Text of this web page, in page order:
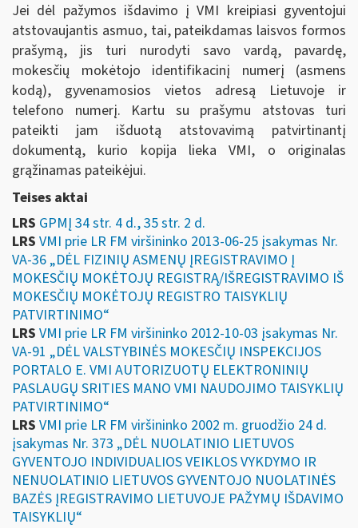
Jei dėl pažymos išdavimo į VMI kreipiasi gyventojui
atstovaujantis asmuo, tai, pateikdamas laisvos formos
prašymą, jis turi nurodyti savo vardą, pavardę,
mokesčių mokėtojo identifikacinį numerį (asmens
kodą), gyvenamosios vietos adresą Lietuvoje ir
telefono numerį. Kartu su prašymu atstovas turi
pateikti jam išduotą atstovavimą patvirtinantį
dokumentą, kurio kopija lieka VMI, o originalas
grąžinamas pateikėjui.
Teises aktai
LRS GPMĮ 34 str. 4 d., 35 str. 2 d.
LRS VMI prie LR FM viršininko 2013-06-25 įsakymas Nr.
VA-36 „DĖL FIZINIŲ ASMENŲ ĮREGISTRAVIMO Į
MOKESČIŲ MOKĖTOJŲ REGISTRĄ/IŠREGISTRAVIMO IŠ
MOKESČIŲ MOKĖTOJŲ REGISTRO TAISYKLIŲ
PATVIRTINIMO“
LRS VMI prie LR FM viršininko 2012-10-03 įsakymas Nr.
VA-91 „DĖL VALSTYBINĖS MOKESČIŲ INSPEKCIJOS
PORTALO E. VMI AUTORIZUOTŲ ELEKTRONINIŲ
PASLAUGŲ SRITIES MANO VMI NAUDOJIMO TAISYKLIŲ
PATVIRTINIMO“
LRS VMI prie LR FM viršininko 2002 m. gruodžio 24 d.
įsakymas Nr. 373 „DĖL NUOLATINIO LIETUVOS
GYVENTOJO INDIVIDUALIOS VEIKLOS VYKDYMO IR
NENUOLATINIO LIETUVOS GYVENTOJO NUOLATINĖS
BAZĖS ĮREGISTRAVIMO LIETUVOJE PAŽYMŲ IŠDAVIMO
TAISYKLIŲ“